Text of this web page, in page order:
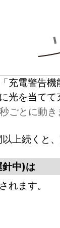
充電警告機
光を当てて
ごとに動き
上続くと
針中)は
れます。